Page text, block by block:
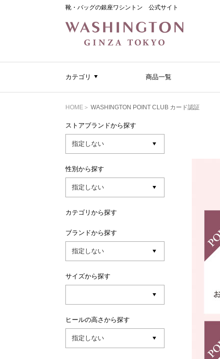
靴・バッグの銀座ワシントン 公式サイト
カテゴリ 商品一覧
HOME WASHINGTON POINT CLUB カード認証
ストアブランドから探す
性別から探す
カテゴリから探す
ブランドから探す
サイズから探す
ヒールの高さから探す